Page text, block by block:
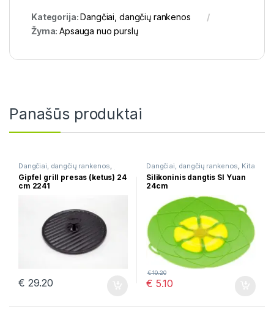
Kategorija:Dangčiai, dangčių rankenos
Žyma:Apsauga nuo purslų
Panašūs produktai
Dangčiai, dangčių rankenos,
Grilio keptuvės Įvairios prekės
Špižinės keptuvės
Gipfel grill presas (ketus) 24
cm 2241
€ 29.20
Dangčiai, dangčių rankenos, Kita
Silikoninis dangtis SI Yuan
24cm
€ 5.10
€10.20